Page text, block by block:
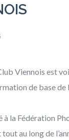
Viennois est
de base de
à la Fédération
au long de